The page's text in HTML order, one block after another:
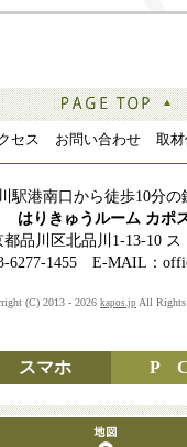
セス お問い合わせ 取
駅港南口から徒歩10分の
はりきゅうルーム カポ
品川区北品川1-13-10 ス
6277-1455 E-MAIL：
(C) 2013 - 2026 kapos.jp All Rights
スマホ P